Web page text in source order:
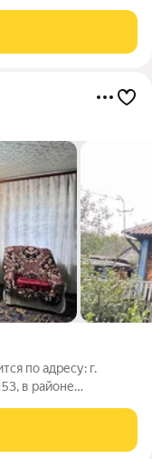
Санузел
по адресу: г.
в районе
ремонт.